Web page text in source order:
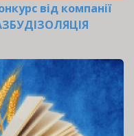
від компанії